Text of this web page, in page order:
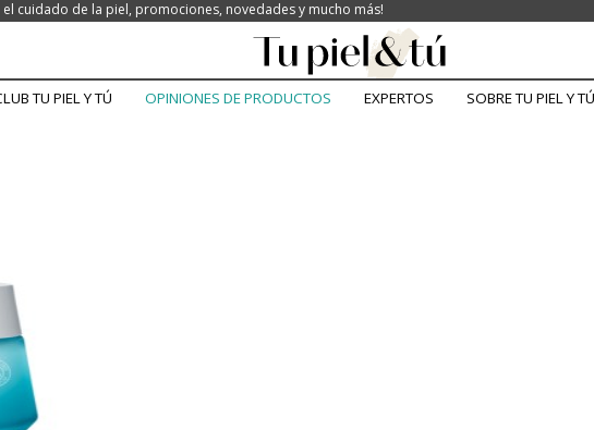
el cuidado de la piel, promociones, novedades y mucho más!
TU PIEL Y TÚ OPINIONES DE PRODUCTOS EXPERTOS SOBRE TU PIEL Y TÚ